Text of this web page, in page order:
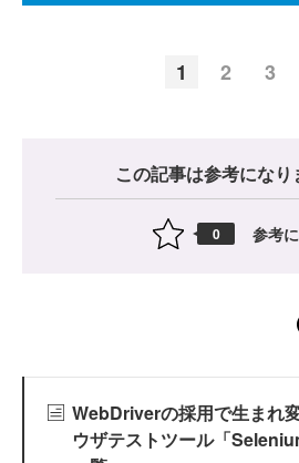
1 2 3
この記事は参考になり
0 参考
WebDriverの採用で生まれ
ウザテストツール「